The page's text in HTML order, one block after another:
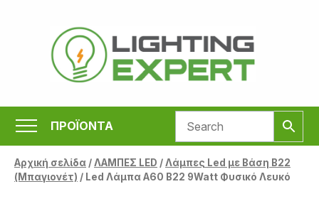
περιεχόμενο
ΠΡΟΪΟΝΤΑ
Αρχική σελίδα/ΛΑΜΠΕΣ LED /Λάμπες Led με Βάση B22
(Μπαγιονέτ) / Led Λάμπα A60 B22 9Watt Φυσικό Λευκό